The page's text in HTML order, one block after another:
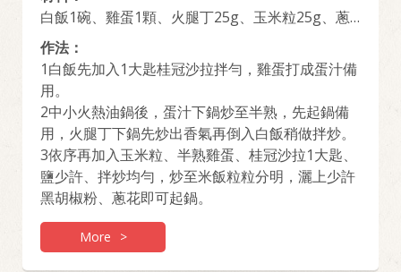
白飯1碗、雞蛋1顆、火腿丁25g、玉米粒25g、蔥
花15g、桂冠沙拉25g、黑胡椒10g、鹽10g
作法：
1白飯先加入1大匙桂冠沙拉拌勻，雞蛋打成蛋汁備
用。
2中小火熱油鍋後，蛋汁下鍋炒至半熟，先起鍋備
用，火腿丁下鍋先炒出香氣再倒入白飯稍做拌炒。
3依序再加入玉米粒、半熟雞蛋、桂冠沙拉1大匙、
鹽少許、拌炒均勻，炒至米飯粒粒分明，灑上少許
黑胡椒粉、蔥花即可起鍋。
More >